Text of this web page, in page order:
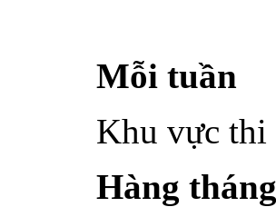
Mỗi tuần
Khu vực thi
Hàng tháng